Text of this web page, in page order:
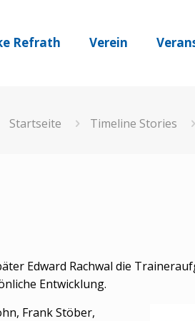
Refrath Verein
Startseite Timeline Stories
Edward Rachwal die
Entwicklung.
Frank Stöber,